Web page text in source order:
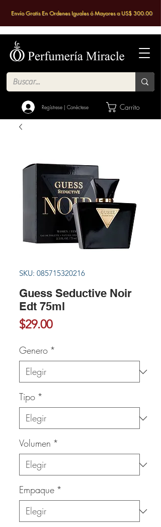
Regístrese | Conéctese Carrito
Envío Gratis En Ordenes Iguales ó Mayores a US$ 300.00
SKU: 085715320216
Guess Seductive Noir
Edt 75ml
$29.00Precio
Genero *
Tipo *
Volumen *
Empaque *